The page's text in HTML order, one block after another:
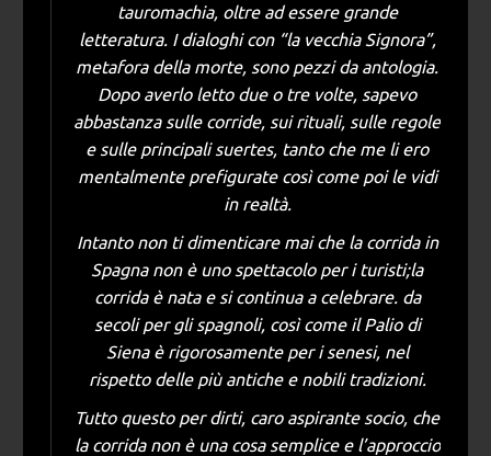
tauromachia, oltre ad essere grande
letteratura. I dialoghi con “la vecchia Signora”,
metafora della morte, sono pezzi da antologia.
Dopo averlo letto due o tre volte, sapevo
abbastanza sulle corride, sui rituali, sulle regole
e sulle principali suertes, tanto che me li ero
mentalmente prefigurate così come poi le vidi
in realtà.
Intanto non ti dimenticare mai che la corrida in
Spagna non è uno spettacolo per i turisti;la
corrida è nata e si continua a celebrare. da
secoli per gli spagnoli, così come il Palio di
Siena è rigorosamente per i senesi, nel
rispetto delle più antiche e nobili tradizioni.
Tutto questo per dirti, caro aspirante socio, che
la corrida non è una cosa semplice e l’approccio